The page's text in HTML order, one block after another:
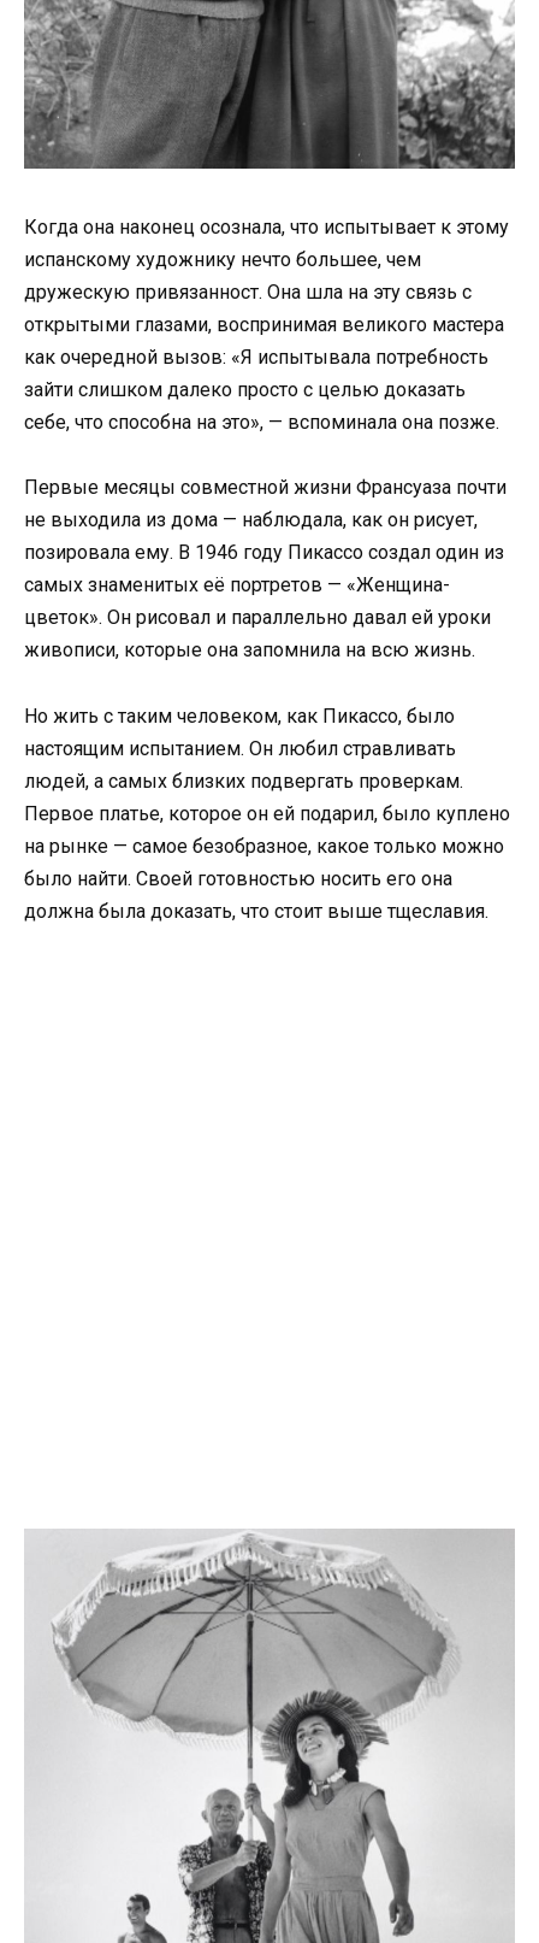
Когда она наконец осознала, что испытывает к этому
испанскому художнику нечто большее, чем
дружескую привязанност. Она шла на эту связь с
открытыми глазами, воспринимая великого мастера
как очередной вызов: «Я испытывала потребность
зайти слишком далеко просто с целью доказать
себе, что способна на это», — вспоминала она позже.
Первые месяцы совместной жизни Франсуаза почти
не выходила из дома — наблюдала, как он рисует,
позировала ему. В 1946 году Пикассо создал один из
самых знаменитых её портретов — «Женщина-
цветок». Он рисовал и параллельно давал ей уроки
живописи, которые она запомнила на всю жизнь.
Но жить с таким человеком, как Пикассо, было
настоящим испытанием. Он любил стравливать
людей, а самых близких подвергать проверкам.
Первое платье, которое он ей подарил, было куплено
на рынке — самое безобразное, какое только можно
было найти. Своей готовностью носить его она
должна была доказать, что стоит выше тщеславия.